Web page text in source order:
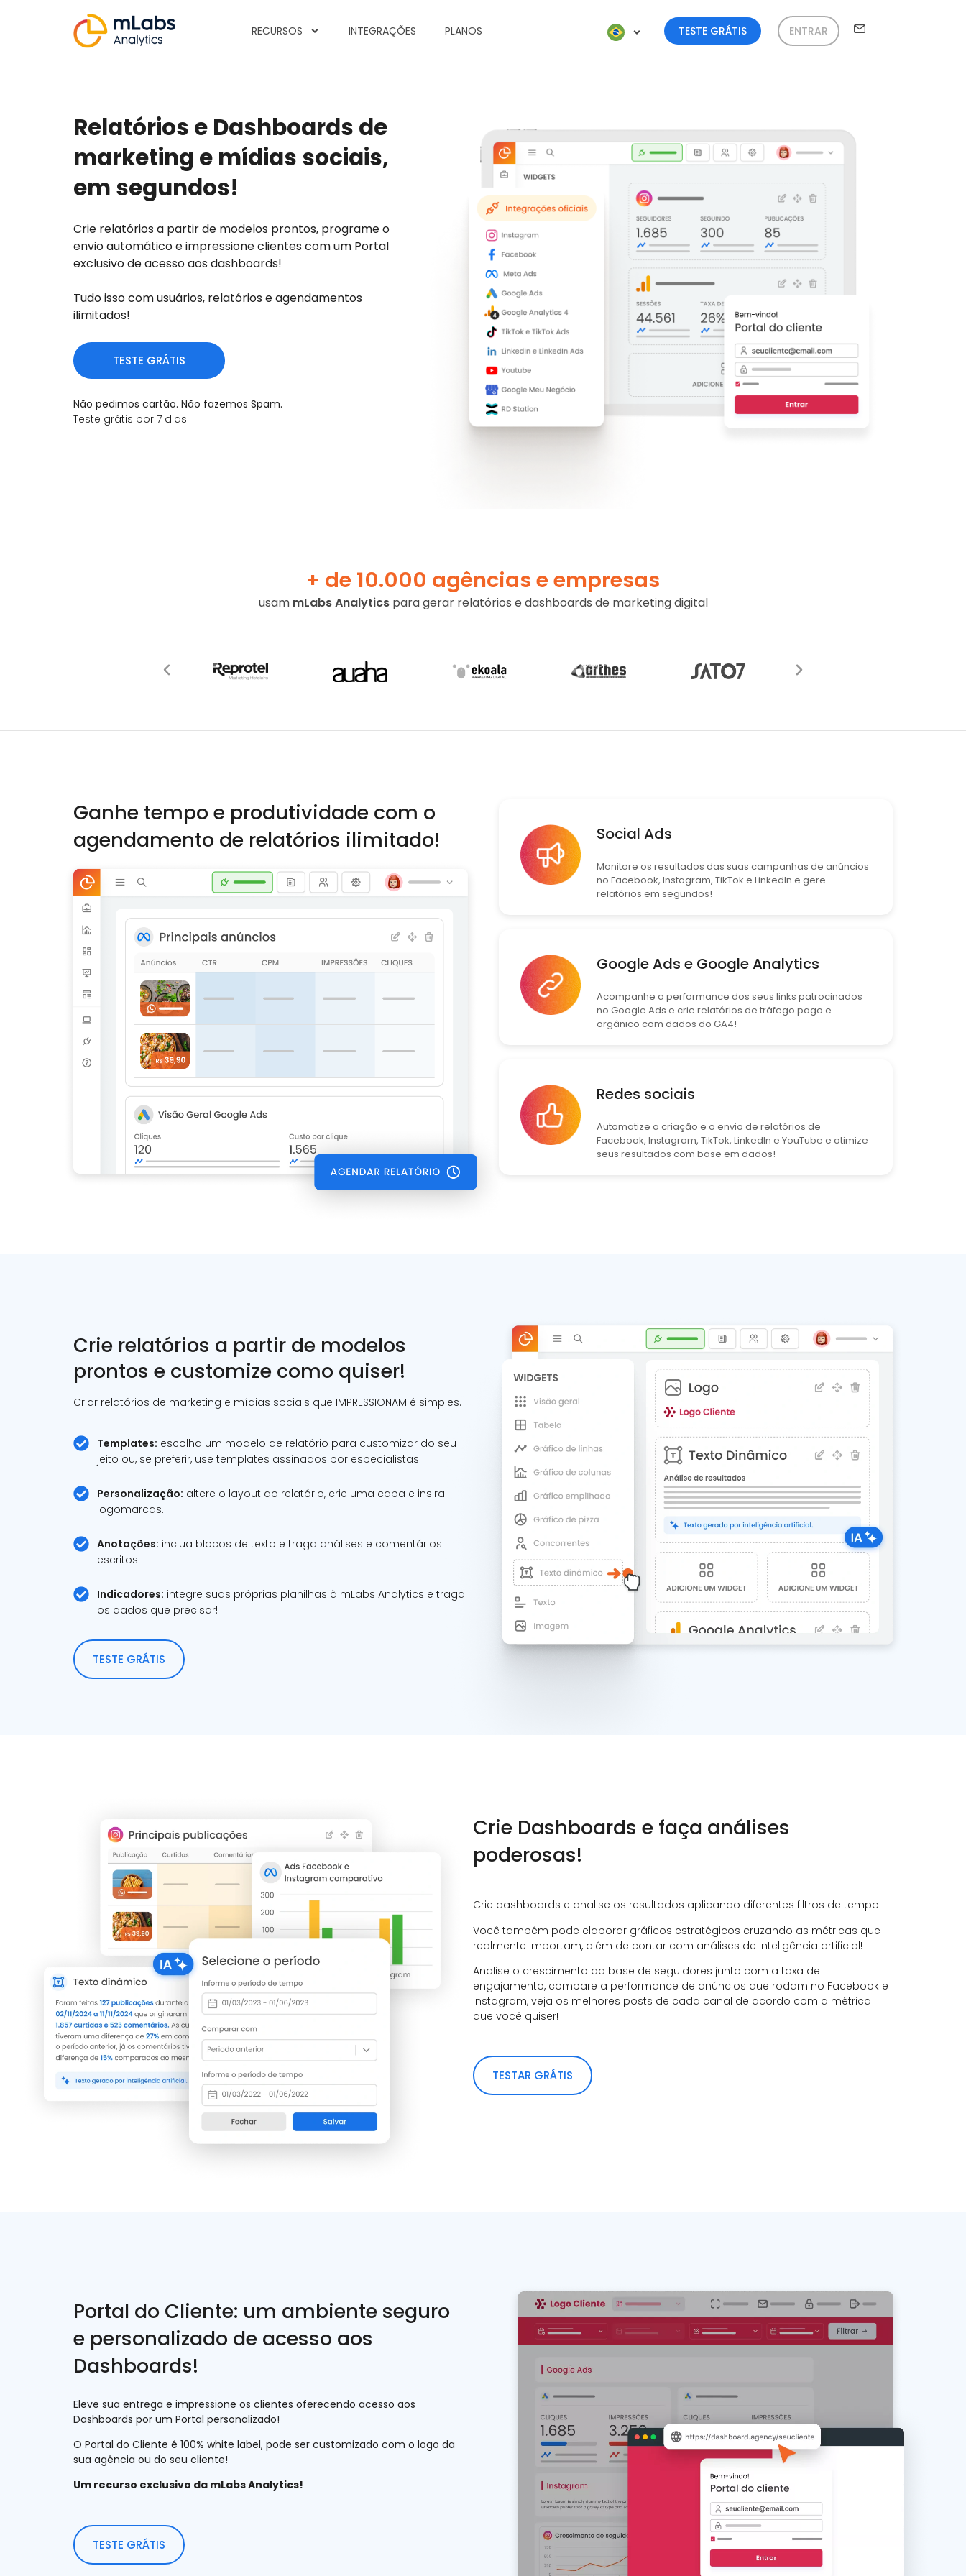
RECURSOS INTEGRAÇÕES PLANOS TESTE GRÁTIS ENTRAR
Relatórios e Dashboards de
marketing e mídias sociais,
em segundos!
Crie relatórios a partir de modelos prontos, programe o
envio automático e impressione clientes com um Portal
exclusivo de acesso aos dashboards!
Tudo isso com usuários, relatórios e agendamentos
ilimitados!
TESTE GRÁTIS
Não pedimos cartão. Não fazemos Spam.
Teste grátis por 7 dias.
+ de 10.000 agências e empresas
usam mLabs Analyticspara gerar relatórios e dashboards de marketing digital
Ganhe tempo e produtividade com o
agendamento de relatórios ilimitado!
Social Ads
Monitore os resultados das suas campanhas de anúncios
no Facebook, Instagram, TikTok e LinkedIn e gere
relatórios em segundos!
Google Ads e Google Analytics
Acompanhe a performance dos seus links patrocinados
no Google Ads e crie relatórios de tráfego pago e
orgânico com dados do GA4!
Redes sociais
Automatize a criação e o envio de relatórios de
Facebook, Instagram, TikTok, LinkedIn e YouTube e otimize
seus resultados com base em dados!
Crie relatórios a partir de modelos
prontos e customize como quiser!
Criar relatórios de marketing e mídias sociais que IMPRESSIONAM é simples.
Templates: escolha um modelo de relatório para customizar do seu
jeito ou, se preferir, use templates assinados por especialistas.
Personalização: altere o layout do relatório, crie uma capa e insira
logomarcas.
Anotações: inclua blocos de texto e traga análises e comentários
escritos.
Indicadores: integre suas próprias planilhas à mLabs Analytics e traga
os dados que precisar!
TESTE GRÁTIS
Crie Dashboards e faça análises
poderosas!
Crie dashboards e analise os resultados aplicando diferentes filtros de tempo!
Você também pode elaborar gráficos estratégicos cruzando as métricas que
realmente importam, além de contar com análises de inteligência artificial!
Analise o crescimento da base de seguidores junto com a taxa de
engajamento, compare a performance de anúncios que rodam no Facebook e
Instagram, veja os melhores posts de cada canal de acordo com a métrica
que você quiser!
TESTAR GRÁTIS
Portal do Cliente: um ambiente seguro
e personalizado de acesso aos
Dashboards!
Eleve sua entrega e impressione os clientes oferecendo acesso aos
Dashboards por um Portal personalizado!
O Portal do Cliente é 100% white label, pode ser customizado com o logo da
sua agência ou do seu cliente!
Um recurso exclusivo da mLabs Analytics!
TESTE GRÁTIS